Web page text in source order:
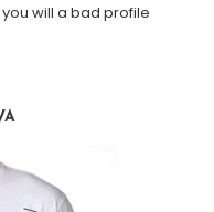
will a bad profile